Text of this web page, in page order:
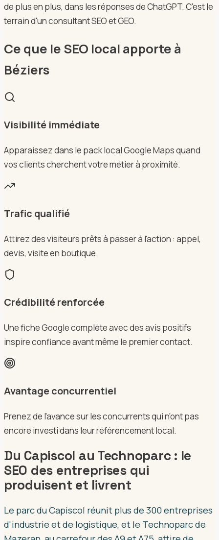
de plus en plus, dans les réponses de ChatGPT. C'est le
terrain d'un consultant SEO et GEO.
Ce que le SEO local apporte à
Béziers
Visibilité immédiate
Apparaissez dans le pack local Google Maps quand
vos clients cherchent votre métier à proximité.
Trafic qualifié
Attirez des visiteurs prêts à passer à l'action : appel,
devis, visite en boutique.
Crédibilité renforcée
Une fiche Google complète avec des avis positifs
inspire confiance avant même le premier contact.
Avantage concurrentiel
Prenez de l'avance sur les concurrents qui n'ont pas
encore investi dans leur référencement local.
Du Capiscol au Technoparc : le
SEO des entreprises qui
produisent et livrent
Le parc du Capiscol réunit plus de 300 entreprises
d'industrie et de logistique, et le Technoparc de